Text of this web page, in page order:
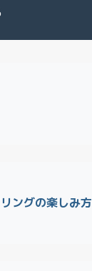
ングの楽しみ方